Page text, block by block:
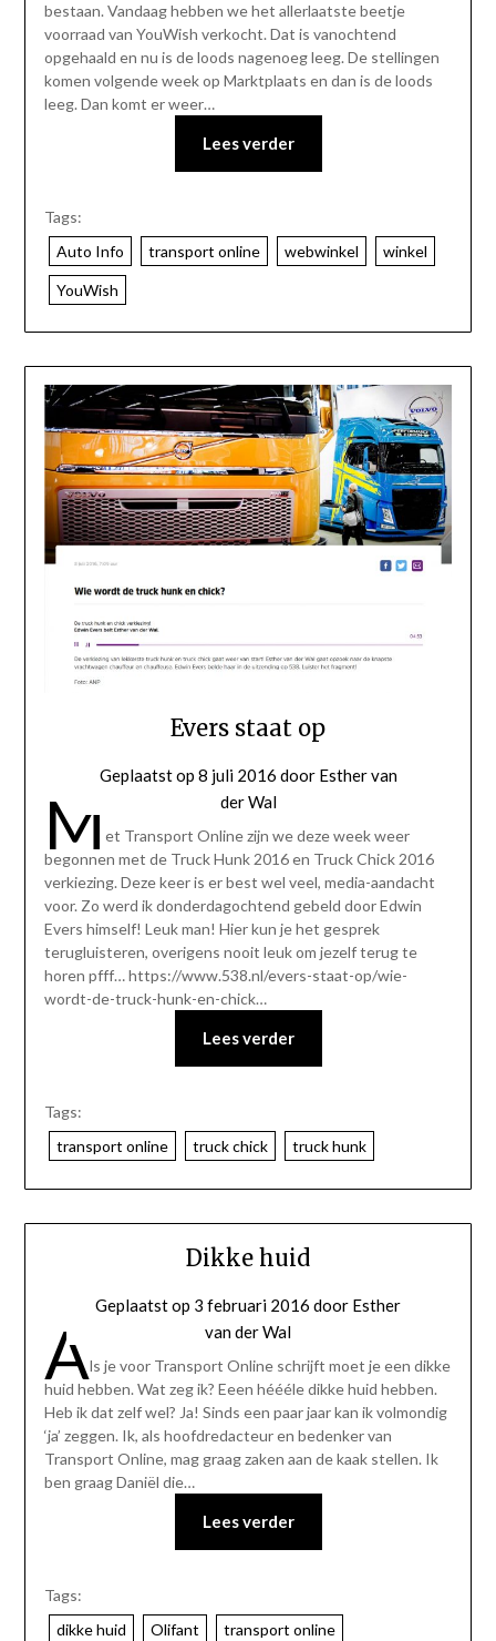
bestaan. Vandaag hebben we het allerlaatste beetje
voorraad van YouWish verkocht. Dat is vanochtend
opgehaald en nu is de loods nagenoeg leeg. De stellingen
komen volgende week op Marktplaats en dan is de loods
leeg. Dan komt er weer…
Lees verder
Tags:
Auto Info
transport online webwinkel winkel
YouWish
Evers staat op
Geplaatst op 8 juli 2016 door Esther van
der Wal
M et Transport Online zijn we deze week weer
begonnen met de Truck Hunk 2016 en Truck Chick 2016
verkiezing. Deze keer is er best wel veel, media-aandacht
voor. Zo werd ik donderdagochtend gebeld door Edwin
Evers himself! Leuk man! Hier kun je het gesprek
terugluisteren, overigens nooit leuk om jezelf terug te
horen pfff… https://www.538.nl/evers-staat-op/wie-
wordt-de-truck-hunk-en-chick…
Lees verder
Tags:
transport online
truck chick truck hunk
Dikke huid
Geplaatst op 3 februari 2016 door Esther
van der Wal
Als je voor Transport Online schrijft moet je een dikke
huid hebben. Wat zeg ik? Eeen héééle dikke huid hebben.
Heb ik dat zelf wel? Ja! Sinds een paar jaar kan ik volmondig
‘ja’ zeggen. Ik, als hoofdredacteur en bedenker van
Transport Online, mag graag zaken aan de kaak stellen. Ik
ben graag Daniël die…
Lees verder
Tags:
dikke huid
Olifant transport online